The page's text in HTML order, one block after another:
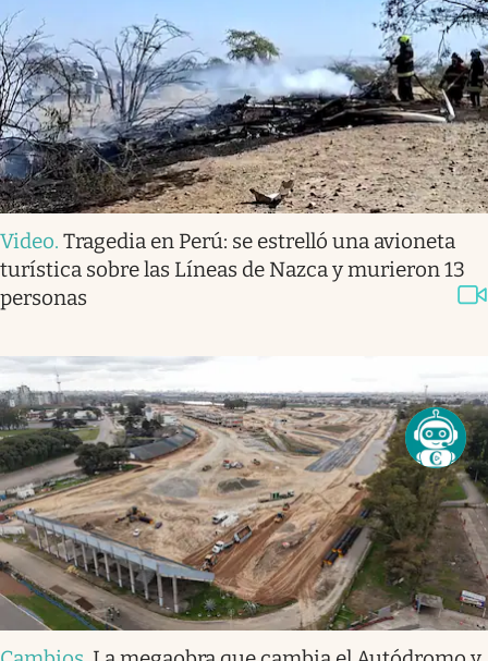
Video. Tragedia en Perú: se estrelló una avioneta
turística sobre las Líneas de Nazca y murieron 13
personas